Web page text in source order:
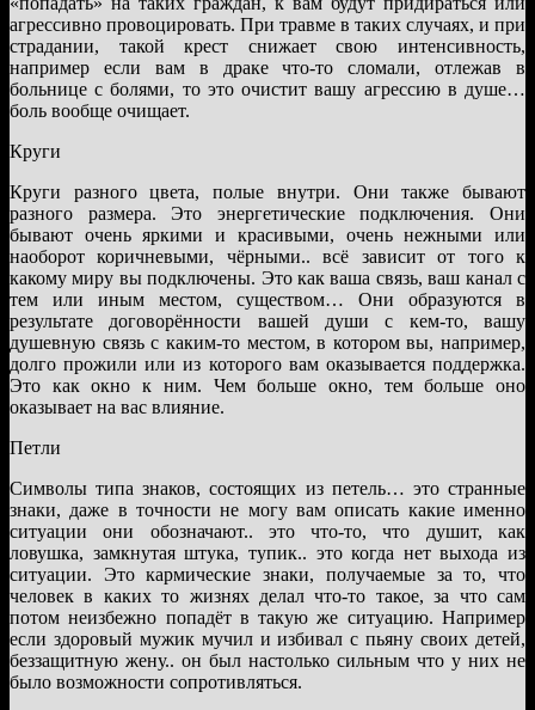
агрессивно провоцировать. При травме в таких случаях, и при
страдании, такой крест снижает свою интенсивность,
например если вам в драке что-то сломали, отлежав в
больнице с болями, то это очистит вашу агрессию в душе…
боль вообще очищает.
Круги
Круги разного цвета, полые внутри. Они также бывают
разного размера. Это энергетические подключения. Они
бывают очень яркими и красивыми, очень нежными или
наоборот коричневыми, чёрными.. всё зависит от того к
какому миру вы подключены. Это как ваша связь, ваш канал с
тем или иным местом, существом… Они образуются в
результате договорённости вашей души с кем-то, вашу
душевную связь с каким-то местом, в котором вы, например,
долго прожили или из которого вам оказывается поддержка.
Это как окно к ним. Чем больше окно, тем больше оно
оказывает на вас влияние.
Петли
Символы типа знаков, состоящих из петель… это странные
знаки, даже в точности не могу вам описать какие именно
ситуации они обозначают.. это что-то, что душит, как
ловушка, замкнутая штука, тупик.. это когда нет выхода из
ситуации. Это кармические знаки, получаемые за то, что
человек в каких то жизнях делал что-то такое, за что сам
потом неизбежно попадёт в такую же ситуацию. Например
если здоровый мужик мучил и избивал с пьяну своих детей,
беззащитную жену.. он был настолько сильным что у них не
было возможности сопротивляться.